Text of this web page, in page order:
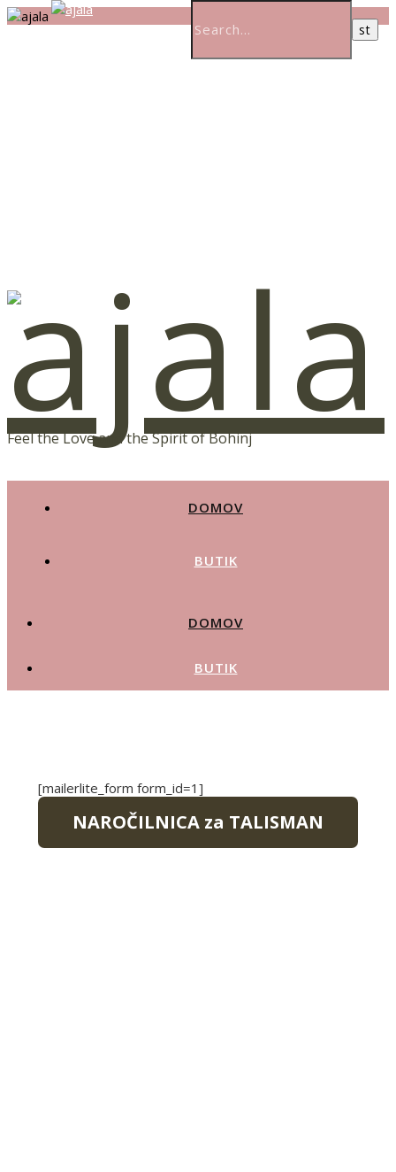
Feel the Love and the Spirit of Bohinj
DOMOV
BUTIK
DOMOV
BUTIK
[mailerlite_form form_id=1]
NAROČILNICA za TALISMAN